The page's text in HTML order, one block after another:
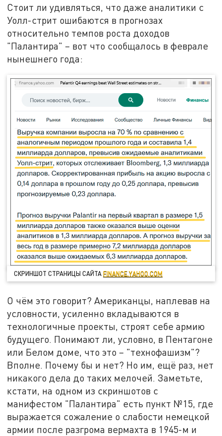
Стоит ли удивляться, что даже аналитики с
Уолл-стрит ошибаются в прогнозах
относительно темпов роста доходов
"Палантира" – вот что сообщалось в феврале
нынешнего года:
СКРИНШОТ СТРАНИЦЫ САЙТАFINANCE.YAHOO.COM
О чём это говорит? Американцы, наплевав на
условности, усиленно вкладываются в
технологичные проекты, строят себе армию
будущего. Понимают ли, условно, в Пентагоне
или Белом доме, что это – "технофашизм"?
Вполне. Почему бы и нет? Но им, ещё раз, нет
никакого дела до таких мелочей. Заметьте,
кстати, на одном из скриншотов с
манифестом "Палантира" есть пункт №15, где
выражается сожаление о слабости немецкой
армии после разгрома вермахта в 1945-м и